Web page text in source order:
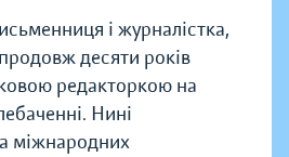
і журналістка,
десяти років
редакторкою на
Нині
міжнародних